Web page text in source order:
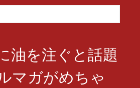
油を注ぐと話題
マガがめちゃ